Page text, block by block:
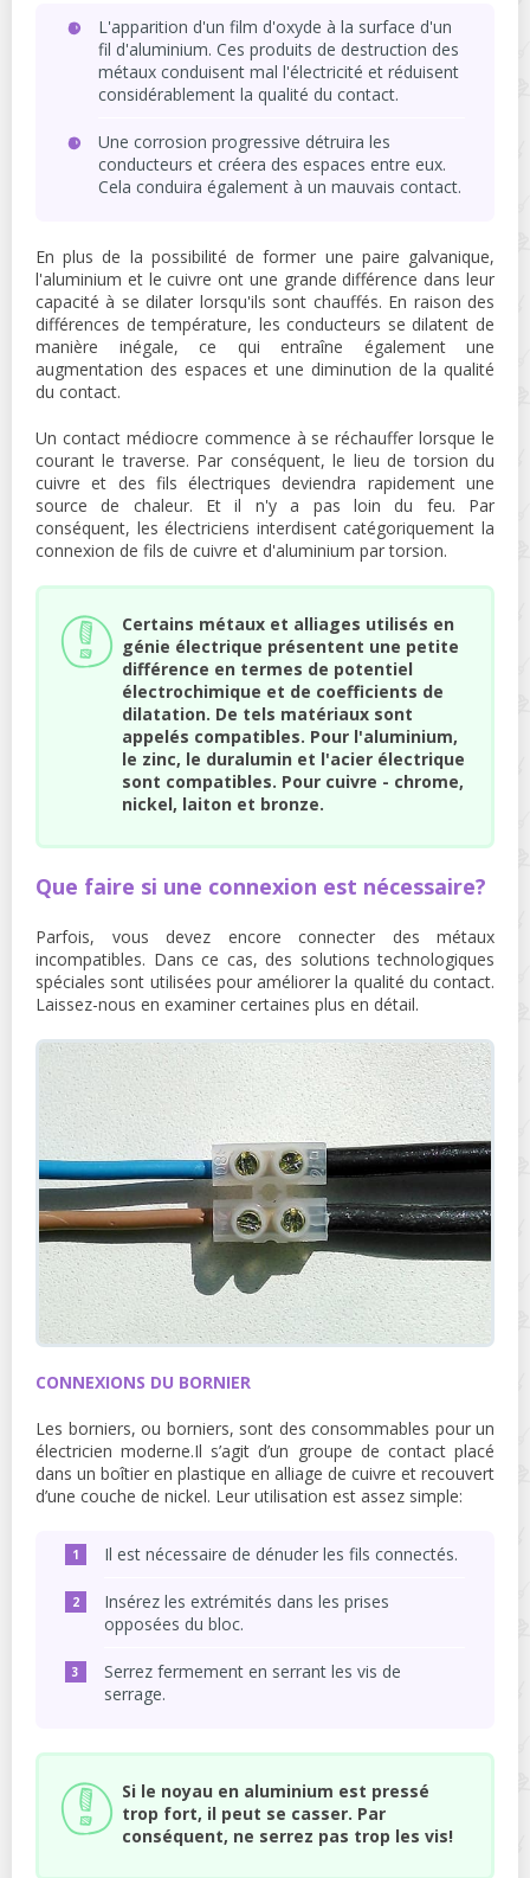
L'apparition d'un film d'oxyde à la surface d'un
fil d'aluminium. Ces produits de destruction des
métaux conduisent mal l'électricité et réduisent
considérablement la qualité du contact.
Une corrosion progressive détruira les
conducteurs et créera des espaces entre eux.
Cela conduira également à un mauvais contact.
En plus de la possibilité de former une paire galvanique,
l'aluminium et le cuivre ont une grande différence dans leur
capacité à se dilater lorsqu'ils sont chauffés. En raison des
différences de température, les conducteurs se dilatent de
manière inégale, ce qui entraîne également une
augmentation des espaces et une diminution de la qualité
du contact.
Un contact médiocre commence à se réchauffer lorsque le
courant le traverse. Par conséquent, le lieu de torsion du
cuivre et des fils électriques deviendra rapidement une
source de chaleur. Et il n'y a pas loin du feu. Par
conséquent, les électriciens interdisent catégoriquement la
connexion de fils de cuivre et d'aluminium par torsion.
Certains métaux et alliages utilisés en
génie électrique présentent une petite
différence en termes de potentiel
électrochimique et de coefficients de
dilatation. De tels matériaux sont
appelés compatibles. Pour l'aluminium,
le zinc, le duralumin et l'acier électrique
sont compatibles. Pour cuivre - chrome,
nickel, laiton et bronze.
Que faire si une connexion est nécessaire?
Parfois, vous devez encore connecter des métaux
incompatibles. Dans ce cas, des solutions technologiques
spéciales sont utilisées pour améliorer la qualité du contact.
Laissez-nous en examiner certaines plus en détail.
CONNEXIONS DU BORNIER
Les borniers, ou borniers, sont des consommables pour un
électricien moderne.Il s’agit d’un groupe de contact placé
dans un boîtier en plastique en alliage de cuivre et recouvert
d’une couche de nickel. Leur utilisation est assez simple:
Il est nécessaire de dénuder les fils connectés.
Insérez les extrémités dans les prises
opposées du bloc.
Serrez fermement en serrant les vis de
serrage.
Si le noyau en aluminium est pressé
trop fort, il peut se casser. Par
conséquent, ne serrez pas trop les vis!